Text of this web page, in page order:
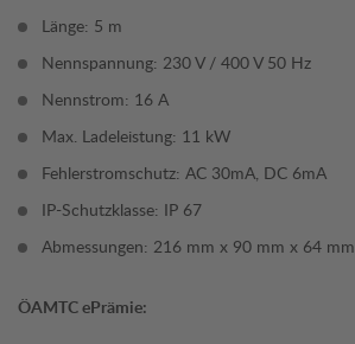
Länge: 5 m
Nennspannung: 230 V / 400 V 50 Hz
Nennstrom: 16 A
Max. Ladeleistung: 11 kW
Fehlerstromschutz: AC 30mA, DC 6mA
IP-Schutzklasse: IP 67
Abmessungen: 216 mm x 90 mm x 64 mm
ÖAMTC ePrämie: